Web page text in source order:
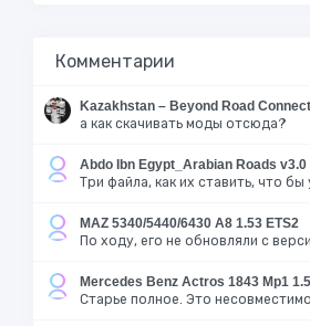
Комментарии
Kazakhstan – Beyond Road
а как скачивать моды отсюда?
Abdo Ibn Egypt_Arabian Roads v3.0
Три файла, как их ставить, что бы
MAZ 5340/5440/6430 A8 1.53 ETS2
По ходу, его не обновляли с
Mercedes Benz Actros 1843 Mp1
Старье полное. Это